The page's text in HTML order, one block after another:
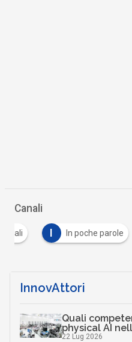
Canali
In poche parole
InnovAttori
Quali
physical AI
22 Lug 2026